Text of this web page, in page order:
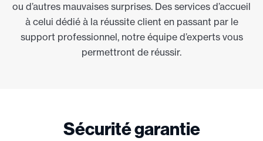
ou d’autres mauvaises surprises. Des services d’accueil
à celui dédié à la réussite client en passant par le
support professionnel, notre équipe d’experts vous
permettront de réussir.
Sécurité garantie